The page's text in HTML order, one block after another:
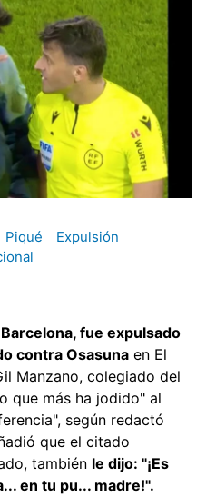
Piqué
Expulsión
fue expulsado
contra Osasuna en El
Manzano, colegiado del
que más ha jodido" al
según redactó
que el citado
también le dijo: "¡Es
en tu pu... madre!".